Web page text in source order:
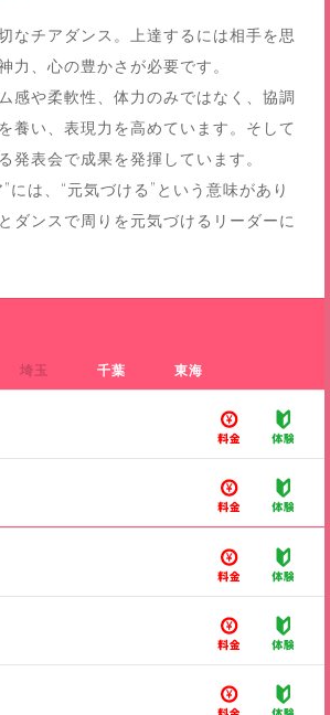
なチアダンス。上達するには相手を思
力、心の豊かさが必要です。
感や柔軟性、体力のみではなく、協調
養い、表現力を高めています。そして
発表会で成果を発揮しています。
には、“元気づける”という意味があり
ダンスで周りを元気づけるリーダーに
埼玉 千葉 東海